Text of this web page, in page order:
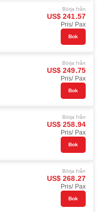
Börja från
US$ 241.57
Pris/ Pax
Bok
Börja från
US$ 249.75
Pris/ Pax
Bok
Börja från
US$ 258.94
Pris/ Pax
Bok
Börja från
US$ 268.27
Pris/ Pax
Bok